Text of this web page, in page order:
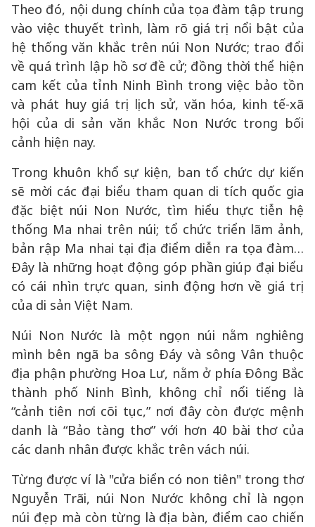
Theo đó, nội dung chính của tọa đàm tập trung
vào việc thuyết trình, làm rõ giá trị nổi bật của
hệ thống văn khắc trên núi Non Nước; trao đổi
về quá trình lập hồ sơ đề cử; đồng thời thể hiện
cam kết của tỉnh Ninh Bình trong việc bảo tồn
và phát huy giá trị lịch sử, văn hóa, kinh tế-xã
hội của di sản văn khắc Non Nước trong bối
cảnh hiện nay.
Trong khuôn khổ sự kiện, ban tổ chức dự kiến
sẽ mời các đại biểu tham quan di tích quốc gia
đặc biệt núi Non Nước, tìm hiểu thực tiễn hệ
thống Ma nhai trên núi; tổ chức triển lãm ảnh,
bản rập Ma nhai tại địa điểm diễn ra tọa đàm…
Đây là những hoạt động góp phần giúp đại biểu
có cái nhìn trực quan, sinh động hơn về giá trị
của di sản Việt Nam.
Núi Non Nước là một ngọn núi nằm nghiêng
mình bên ngã ba sông Đáy và sông Vân thuộc
địa phận phường Hoa Lư, nằm ở phía Đông Bắc
thành phố Ninh Bình, không chỉ nổi tiếng là
“cảnh tiên nơi cõi tục,” nơi đây còn được mệnh
danh là “Bảo tàng thơ” với hơn 40 bài thơ của
các danh nhân được khắc trên vách núi.
Từng được ví là "cửa biển có non tiên" trong thơ
Nguyễn Trãi, núi Non Nước không chỉ là ngọn
núi đẹp mà còn từng là địa bàn, điểm cao chiến